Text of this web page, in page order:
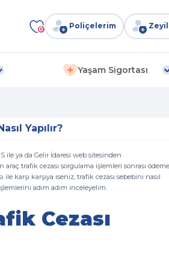
0 Poliçelerim
Yaşam Sigortası
Yapılır?
ile ya da Gelir İdaresi web sitesinden
trafik cezası sorgulama işlemleri sonrası
karşı karşıya iseniz, trafik cezası sebebini nasıl
adım adım inceleyelim.
Cezası